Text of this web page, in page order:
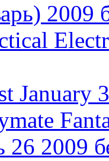
2009
January
2009